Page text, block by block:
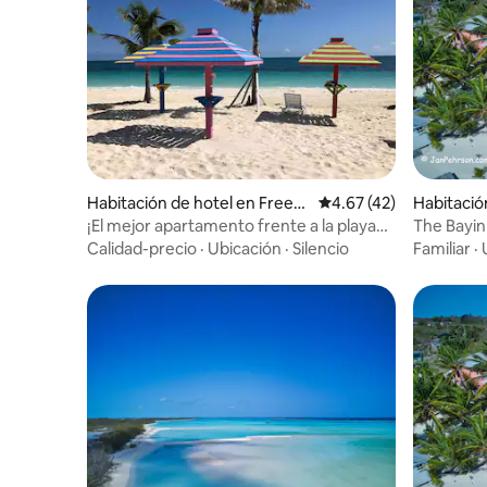
Habitación de hotel en Freep
ort
Calificación
4.67 (42)
¡El mejor apartamento frente a la playa
en Lucaya! #1503 @ Coral Bch
Calidad-precio · Ubicación · Silencio
ille
The
Familiar ·